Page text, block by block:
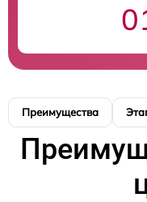
Преимущества